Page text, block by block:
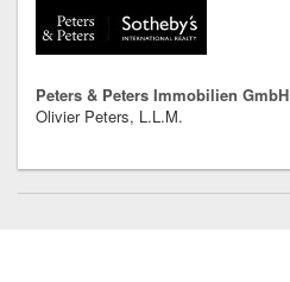
Peters & Peters Immobilien GmbH
Olivier Peters, L.L.M.